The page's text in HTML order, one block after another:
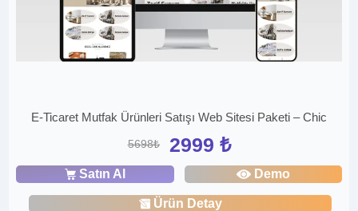
E-Ticaret Mutfak Ürünleri Satışı Web Sitesi Paketi – Chic
5698₺ 2999 ₺
Satın Al Demo
Ürün Detay